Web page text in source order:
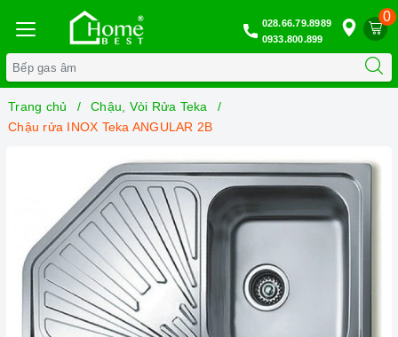
0
028.66.79.8989
0933.800.899
Trang chủ
Chậu, Vòi Rửa Teka
Chậu rửa INOX Teka ANGULAR 2B